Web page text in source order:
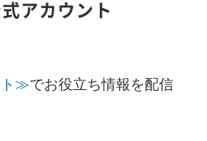
アカウント
ト≫でお役立ち情報を配信